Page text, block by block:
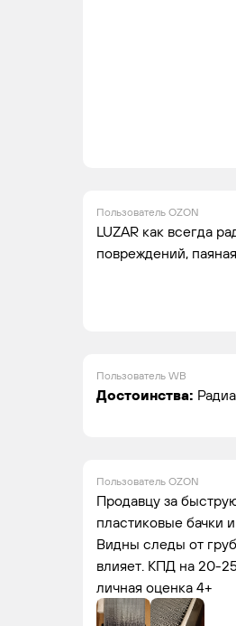
Пользователь OZON
LUZAR как всегда
повреждений,
Пользователь WB
Достоинства:
Пользователь OZON
Продавцу за
пластиковые бачки
Видны следы от
влияет. КПД на 20-
личная оценка 4+